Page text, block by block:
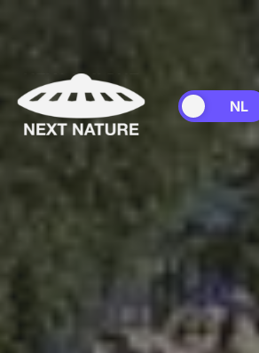
EN NL